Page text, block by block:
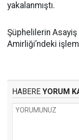
yakalanmıştı.
Şüphelilerin
Amirliği’ndeki
HABERE YORUM